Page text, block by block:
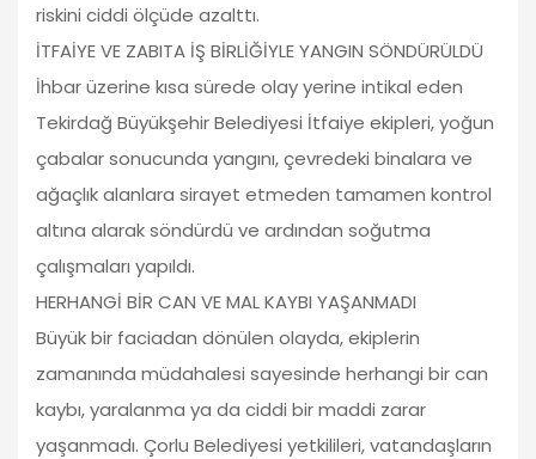
riskini ciddi ölçüde azalttı.
İTFAİYE VE ZABITA İŞ BİRLİĞİYLE YANGIN SÖNDÜRÜLDÜ
İhbar üzerine kısa sürede olay yerine intikal eden
Tekirdağ Büyükşehir Belediyesi İtfaiye ekipleri, yoğun
çabalar sonucunda yangını, çevredeki binalara ve
ağaçlık alanlara sirayet etmeden tamamen kontrol
altına alarak söndürdü ve ardından soğutma
çalışmaları yapıldı.
HERHANGİ BİR CAN VE MAL KAYBI YAŞANMADI
Büyük bir faciadan dönülen olayda, ekiplerin
zamanında müdahalesi sayesinde herhangi bir can
kaybı, yaralanma ya da ciddi bir maddi zarar
yaşanmadı. Çorlu Belediyesi yetkilileri, vatandaşların